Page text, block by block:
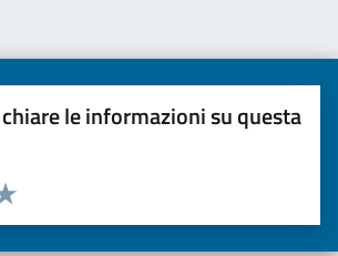
le informazioni su questa
la pagina
5 stelle su 5
4 stelle su 5
su 5
su 5
su 5